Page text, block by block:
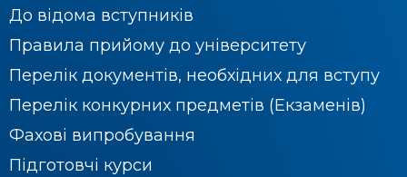
До відома вступників
Правила прийому до університету
Перелік документів, необхідних для вступу
Перелік конкурних предметів (Екзаменів)
Фахові випробування
Підготовчі курси